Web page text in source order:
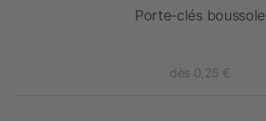
Porte-clés boussole
dès 0,25 €